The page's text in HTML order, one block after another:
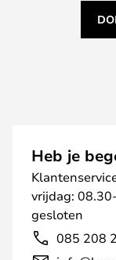
Heb je
vrijdag:
gesloten
085 208